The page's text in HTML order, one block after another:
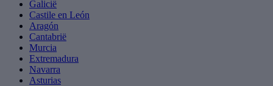
Galicië
Castile en León
Aragón
Cantabrië
Murcia
Extremadura
Navarra
Asturias